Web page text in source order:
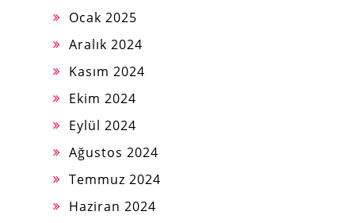
Ocak 2025
Aralık 2024
Kasım 2024
Ekim 2024
Eylül 2024
Ağustos 2024
Temmuz 2024
Haziran 2024